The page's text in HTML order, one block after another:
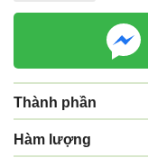
Thành phần
Hàm lượng